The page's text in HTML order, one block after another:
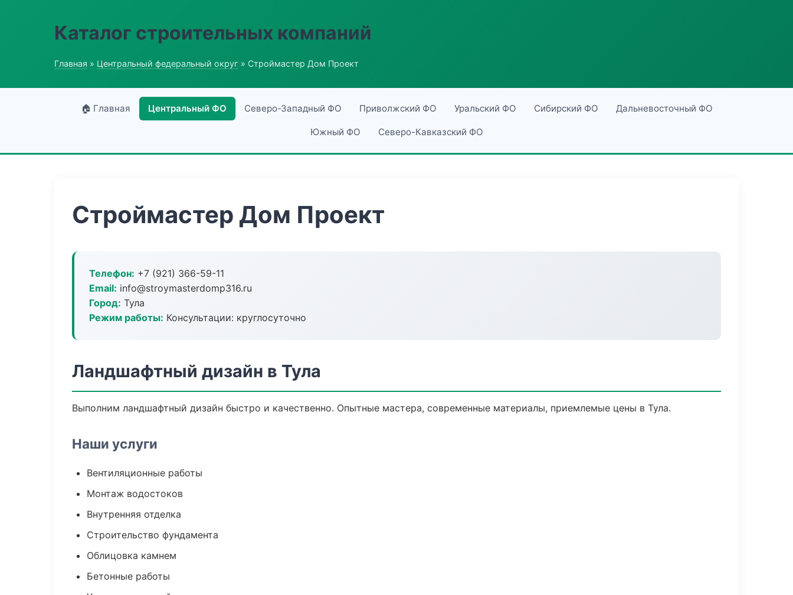
Каталог строительных компаний
Главная » Центральный федеральный округ » Строймастер Дом Проект
🏠 Главная Центральный ФО Северо-Западный ФО Приволжский ФО Уральский ФО Сибирский ФО Дальневосточный ФО
Южный ФО Северо-Кавказский ФО
Строймастер Дом Проект
Телефон: +7 (921) 366-59-11
Email: info@stroymasterdomp316.ru
Город: Тула
Режим работы: Консультации: круглосуточно
Ландшафтный дизайн в Тула
Выполним ландшафтный дизайн быстро и качественно. Опытные мастера, современные материалы, приемлемые цены в Тула.
Наши услуги
Вентиляционные работы
Монтаж водостоков
Внутренняя отделка
Строительство фундамента
Облицовка камнем
Бетонные работы